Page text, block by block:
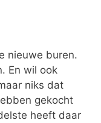
nieuwe buren.
En wil ook
niks dat
gekocht
heeft daar